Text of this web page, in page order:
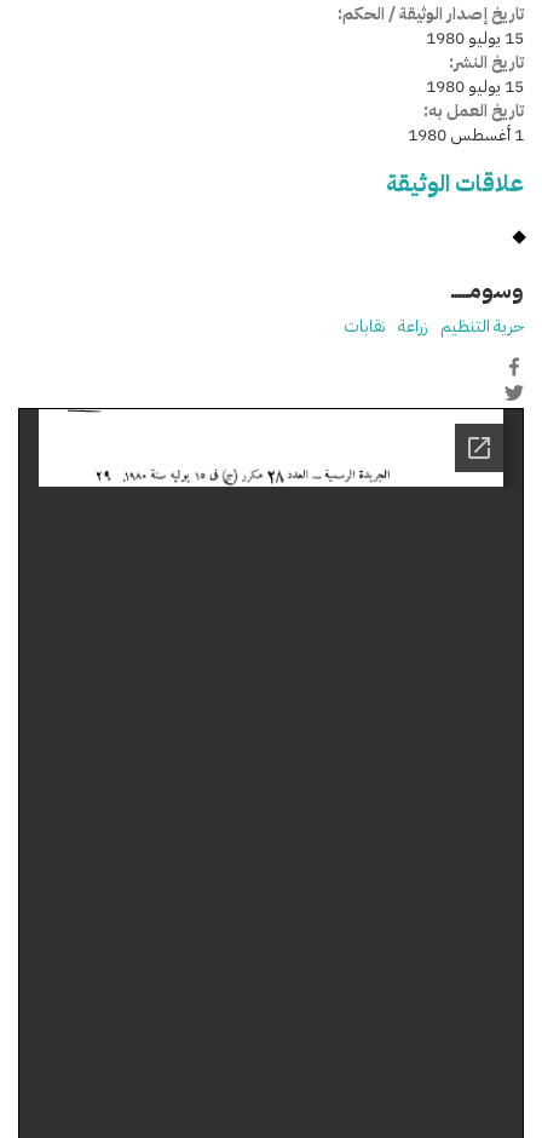
تاريخ إصدار الوثيقة / الحكم:
15 يوليو 1980
تاريخ النشر:
15 يوليو 1980
تاريخ العمل به:
1 أغسطس 1980
علاقات الوثيقة
وسومـــــ
حرية التنظيم زراعة نقابات